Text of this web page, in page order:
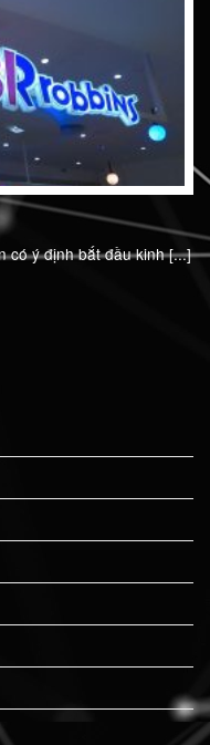
có ý định bắt đầu kinh [...]